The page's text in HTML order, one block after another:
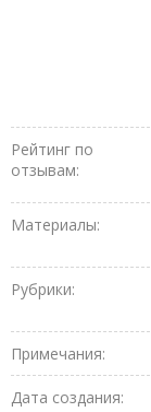
Рейтинг по
отзывам:
Материалы:
Рубрики:
Примечания:
Дата создания: